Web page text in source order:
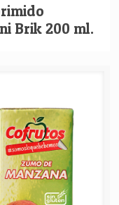
Brik 200 ml.